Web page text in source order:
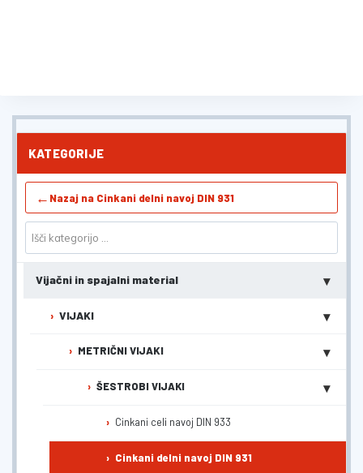
KATEGORIJE
← Nazaj na Cinkani delni navoj DIN 931
Vijačni in spajalni material ▾
VIJAKI ▾
METRIČNI VIJAKI ▾
ŠESTROBI VIJAKI ▾
Cinkani celi navoj DIN 933
Cinkani delni navoj DIN 931